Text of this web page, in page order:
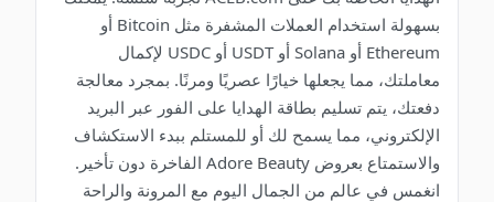
بسهولة استخدام العملات المشفرة مثل Bitcoin أو
Ethereum أو Solana أو USDT أو USDC لإكمال
معاملتك، مما يجعلها خيارًا عصريًا ومرنًا. بمجرد معالجة
دفعتك، يتم تسليم بطاقة الهدايا على الفور عبر البريد
الإلكتروني، مما يسمح لك أو للمستلم ببدء الاستكشاف
والاستمتاع بعروض Adore Beauty الفاخرة دون تأخير.
انغمس في عالم من الجمال اليوم مع المرونة والراحة